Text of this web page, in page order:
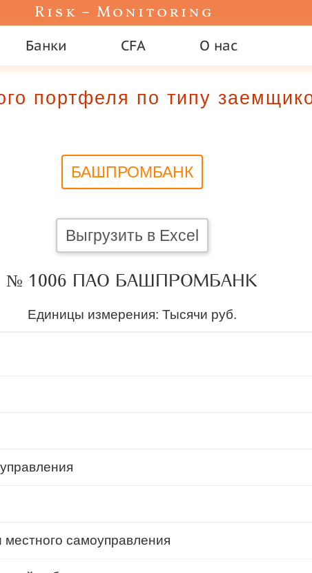
Risk – Monitoring
Банки CFA О нас
портфеля по типу
БАШПРОМБАНК
Выгрузить в Excel
№ 1006 ПАО БАШПРОМБАНК
Единицы измерения: Тысячи руб.
самоуправления